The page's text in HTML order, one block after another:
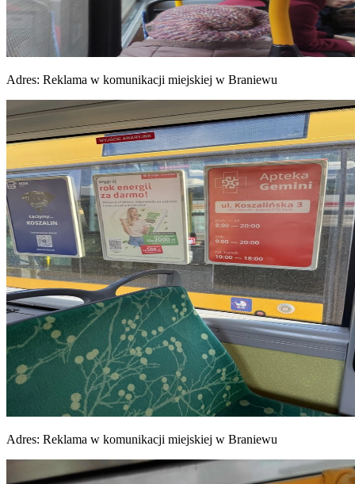
Adres: Reklama w komunikacji miejskiej w Braniewu
Adres: Reklama w komunikacji miejskiej w Braniewu